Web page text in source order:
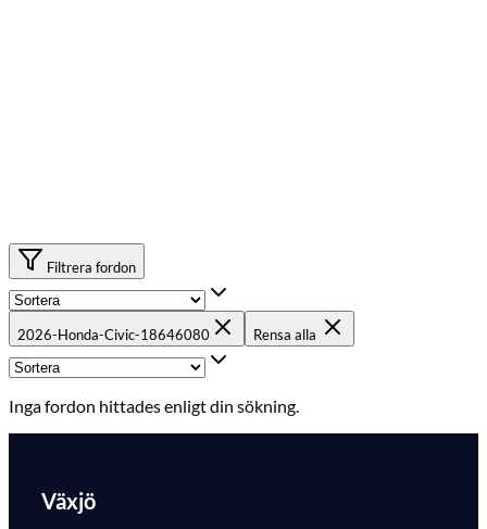
Filtrera fordon
2026-Honda-Civic-18646080 Rensa alla
Inga fordon hittades enligt din sökning.
Växjö